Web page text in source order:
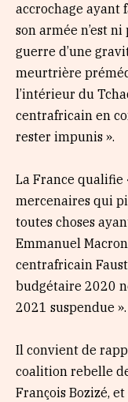
accrochage ayant
son armée n’est
guerre d’une
meurtrière
l’intérieur du
centrafricain en
rester impunis ».
La France qualifie
mercenaires qui
toutes choses
Emmanuel
centrafricain
budgétaire 2020
2021 suspendue ».
Il convient de
coalition rebelle
François Bozizé,